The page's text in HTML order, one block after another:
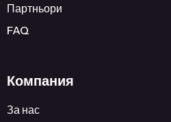
Партньори
FAQ
Компания
За нас